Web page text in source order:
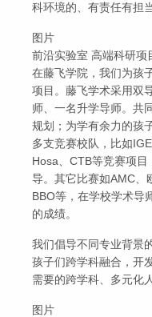
科环境的、有责任有担
图片
前沿实验室 高端科研项
在藤飞学院，我们为孩
项目。藤飞学术采用双
师、一名升学导师。共
规划；为学有余力的孩
多支竞赛校队，比如
Hosa、CTB等竞赛项
导。其它比赛如AMC、
BBO等，在学校学术导
的成绩。
我们倡导不同专业背景
孩子们跨学科融合，开
需要的跨学科、多元化
图片